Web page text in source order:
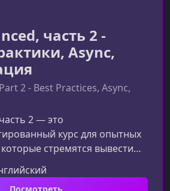
часть 2 -
Async,
2 - Best Practices, Async,
2 — это
курс для опытных
стремятся вывести
библиотек, API и
на новый уровень. В этом